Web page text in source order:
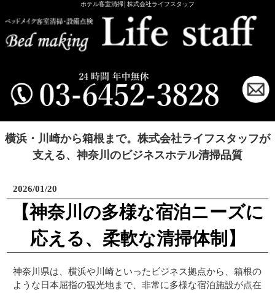
ホテル客室清掃│株式会社ライフスタッフ
横浜・川崎から箱根まで。株式会社ライフスタッフが
支える、神奈川のビジネスホテル清掃品質
2026/01/20
【神奈川の多様な宿泊ニーズに
応える、柔軟な清掃体制】
神奈川県は、横浜や川崎といったビジネス拠点から、箱根の
ような日本屈指の観光地まで、非常に多様な宿泊施設が点在